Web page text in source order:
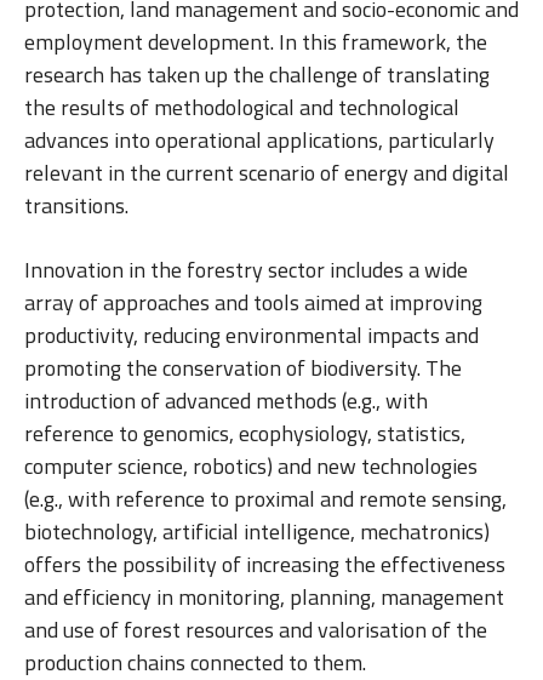
protection, land management and socio-economic and
employment development. In this framework, the
research has taken up the challenge of translating
the results of methodological and technological
advances into operational applications, particularly
relevant in the current scenario of energy and digital
transitions.
Innovation in the forestry sector includes a wide
array of approaches and tools aimed at improving
productivity, reducing environmental impacts and
promoting the conservation of biodiversity. The
introduction of advanced methods (e.g., with
reference to genomics, ecophysiology, statistics,
computer science, robotics) and new technologies
(e.g., with reference to proximal and remote sensing,
biotechnology, artificial intelligence, mechatronics)
offers the possibility of increasing the effectiveness
and efficiency in monitoring, planning, management
and use of forest resources and valorisation of the
production chains connected to them.